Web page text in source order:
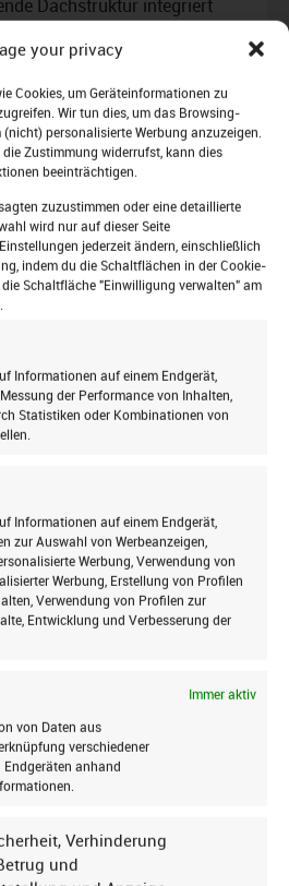
your privacy
Cookies, um Geräteinformationen zu
Wir tun dies, um das Browsing-
personalisierte Werbung anzuzeigen.
Zustimmung widerrufst, kann dies
beeinträchtigen.
zuzustimmen oder eine detaillierte
wird nur auf dieser Seite
jederzeit ändern, einschließlich
indem du die Schaltflächen in der Cookie-
Schaltfläche "Einwilligung verwalten" am
Informationen auf einem Endgerät,
der Performance von Inhalten,
Statistiken oder Kombinationen von
Informationen auf einem Endgerät,
zur Auswahl von Werbeanzeigen,
Werbung, Verwendung von
Werbung, Erstellung von Profilen
Verwendung von Profilen zur
Entwicklung und Verbesserung der
Immer aktiv
von Daten aus
verschiedener
anhand
Verhinderung
und
Dachstruktur integriert
yourself“ riskant
Heimwerker durch
Kosten sparen
Dachfenster Vorsicht
Erfahrung und
Schaden schnell höher
Ersparnis. Und: Wer
zu verlieren – sowohl
als auch im Schadensfall
und zuverlässig
oderDachfenstertausch
neuer Dachfenster auf
setzen, sind Sie mit
hochwertige Dachfenster
durch unsere erfahrenen
Service-Profis – und
So können Sie sich
Dachfenster geliefert
bei Ihnen sind und die
Newsletter
personenbezogenen Daten
E-Mails zu erhalten, und
Anmelden